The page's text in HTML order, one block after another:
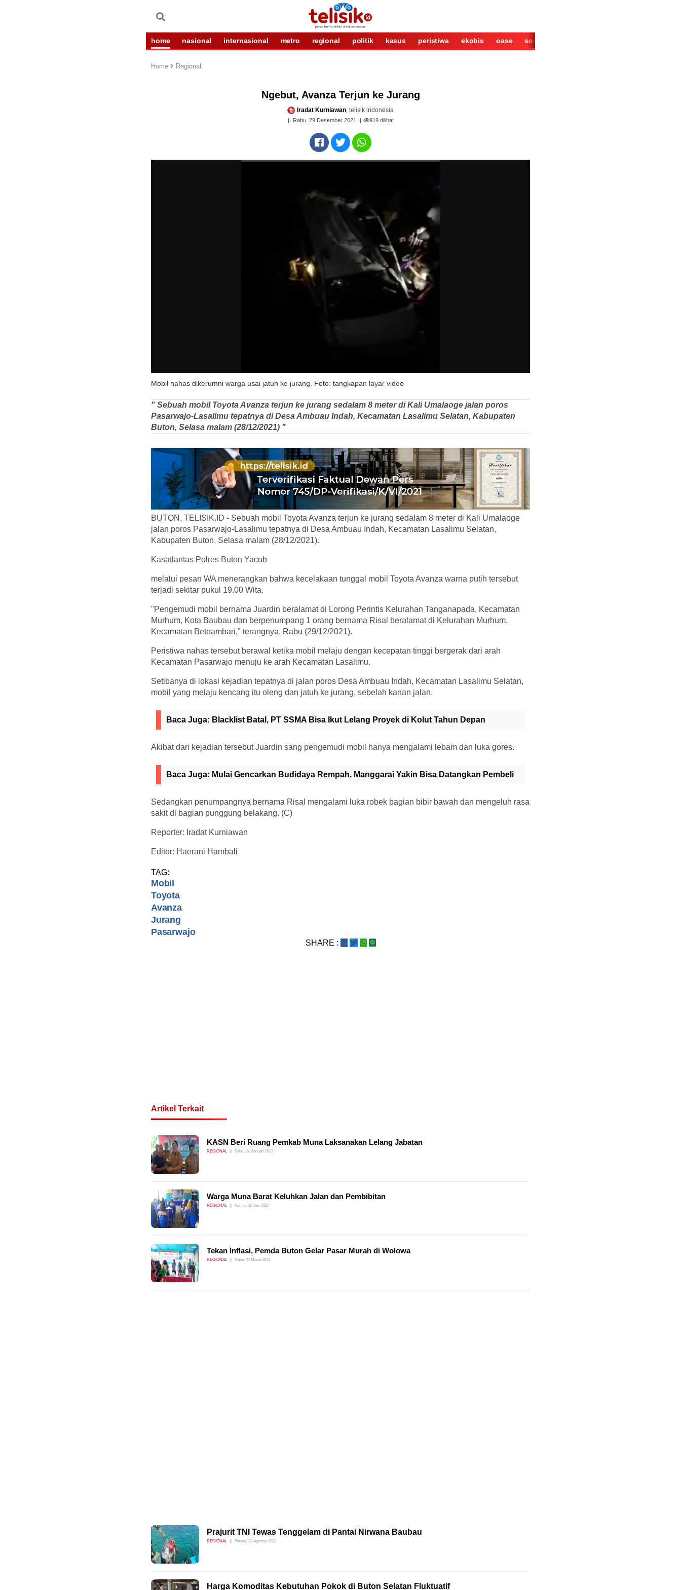
home nasional internasional metro regional politik kasus peristiwa ekobis oase sosok
Home Regional
Ngebut, Avanza Terjun ke Jurang
Iradat Kurniawan, telisik indonesia
Rabu, 29 Desember 2021 919dilihat
Mobil nahas dikerumni warga usai jatuh ke jurang. Foto: tangkapan layar video
" Sebuah mobil Toyota Avanza terjun ke jurang sedalam 8 meter di Kali Umalaoge jalan poros
Pasarwajo-Lasalimu tepatnya di Desa Ambuau Indah, Kecamatan Lasalimu Selatan, Kabupaten
Buton, Selasa malam (28/12/2021) "
BUTON, TELISIK.ID - Sebuah mobil Toyota Avanza terjun ke jurang sedalam 8 meter di Kali Umalaoge
jalan poros Pasarwajo-Lasalimu tepatnya di Desa Ambuau Indah, Kecamatan Lasalimu Selatan,
Kabupaten Buton, Selasa malam (28/12/2021).
Kasatlantas Polres Buton Yacob
melalui pesan WA menerangkan bahwa kecelakaan tunggal mobil Toyota Avanza warna putih tersebut
terjadi sekitar pukul 19.00 Wita.
"Pengemudi mobil bernama Juardin beralamat di Lorong Perintis Kelurahan Tanganapada, Kecamatan
Murhum, Kota Baubau dan berpenumpang 1 orang bernama Risal beralamat di Kelurahan Murhum,
Kecamatan Betoambari," terangnya, Rabu (29/12/2021).
Peristiwa nahas tersebut berawal ketika mobil melaju dengan kecepatan tinggi bergerak dari arah
Kecamatan Pasarwajo menuju ke arah Kecamatan Lasalimu.
Setibanya di lokasi kejadian tepatnya di jalan poros Desa Ambuau Indah, Kecamatan Lasalimu Selatan,
mobil yang melaju kencang itu oleng dan jatuh ke jurang, sebelah kanan jalan.
Baca Juga: Blacklist Batal, PT SSMA Bisa Ikut Lelang Proyek di Kolut Tahun Depan
Akibat dari kejadian tersebut Juardin sang pengemudi mobil hanya mengalami lebam dan luka gores.
Baca Juga: Mulai Gencarkan Budidaya Rempah, Manggarai Yakin Bisa Datangkan Pembeli
Sedangkan penumpangnya bernama Risal mengalami luka robek bagian bibir bawah dan mengeluh rasa
sakit di bagian punggung belakang. (C)
Reporter: Iradat Kurniawan
Editor: Haerani Hambali
TAG:
Mobil
Toyota
Avanza
Jurang
Pasarwajo
SHARE :
Artikel Terkait
KASN Beri Ruang Pemkab Muna Laksanakan Lelang Jabatan
REGIONAL Sabtu, 28 Januari 2023
Warga Muna Barat Keluhkan Jalan dan Pembibitan
REGIONAL Kamis, 02 Juni 2022
Tekan Inflasi, Pemda Buton Gelar Pasar Murah di Wolowa
REGIONAL Rabu, 27 Maret 2024
Prajurit TNI Tewas Tenggelam di Pantai Nirwana Baubau
REGIONAL Selasa, 23 Agustus 2022
Harga Komoditas Kebutuhan Pokok di Buton Selatan Fluktuatif